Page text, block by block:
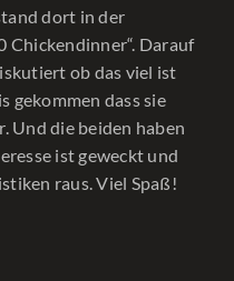
dort in der
Chickendinner“. Darauf
ob das viel ist
gekommen dass sie
Und die beiden haben
ist geweckt und
raus. Viel Spaß!